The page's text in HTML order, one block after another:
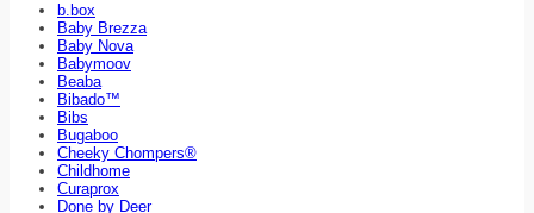
b.box
Baby Brezza
Baby Nova
Babymoov
Beaba
Bibado™
Bibs
Bugaboo
Cheeky Chompers®
Childhome
Curaprox
Done by Deer